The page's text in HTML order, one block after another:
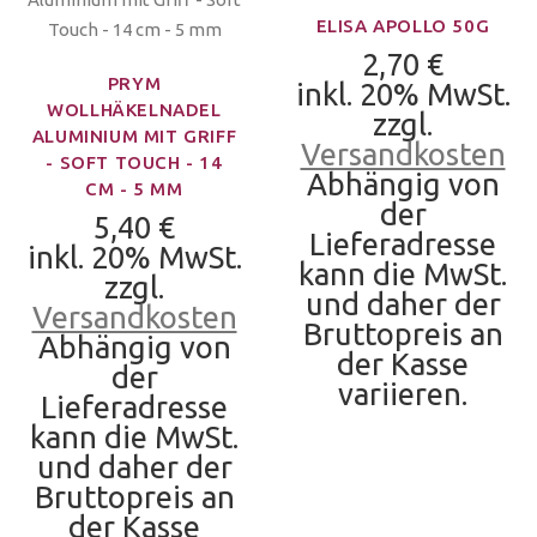
PRYM
WOLLHÄKELNADEL
ALUMINIUM MIT GRIFF
- SOFT TOUCH - 14
CM - 5 MM
5,40 €
inkl. 20% MwSt.
zzgl.
Versandkosten
Abhängig von
der
Lieferadresse
kann die MwSt.
und daher der
Bruttopreis an
der Kasse
ELISA APOLLO 50G
2,70 €
inkl. 20% MwSt.
zzgl.
Versandkosten
Abhängig von
der
Lieferadresse
kann die MwSt.
und daher der
Bruttopreis an
der Kasse
variieren.